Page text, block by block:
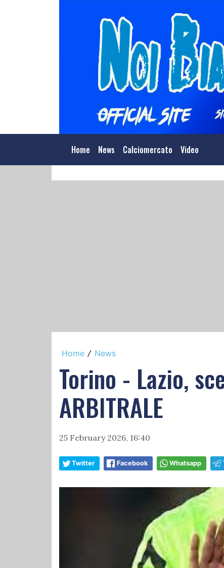
Home News Calciomercato Video
Home / News
Torino - Lazio,
ARBITRALE
25 February 2026, 16:40
Twitter Facebook Whatsapp